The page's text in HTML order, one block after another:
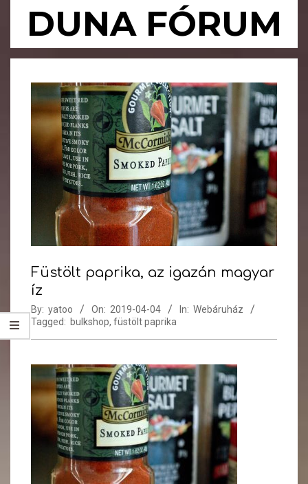
DUNA FÓRUM
Primary
Menu
Füstölt paprika, az igazán magyar
íz
By: yatoo On: 2019-04-04 In: Webáruház
Tagged: bulkshop, füstölt paprika